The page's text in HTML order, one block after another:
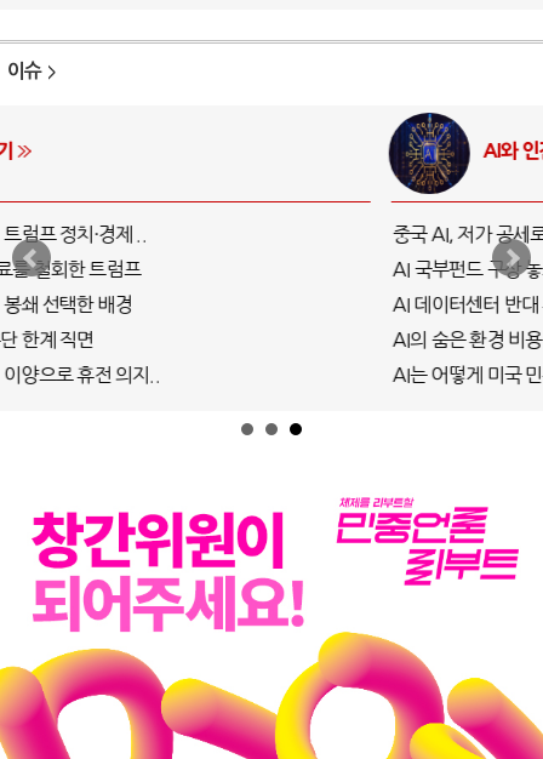
이슈
중국 AI, 저가 공세로 글로벌 토큰 시..
AI 국부펀드 구상 놓고 미국 진보진영 ..
AI 데이터센터 반대 투쟁은 새로운 글로..
AI의 숨은 환경 비용: 데이터센터 확산..
AI는 어떻게 미국 민주주의를 잠식하고 ..